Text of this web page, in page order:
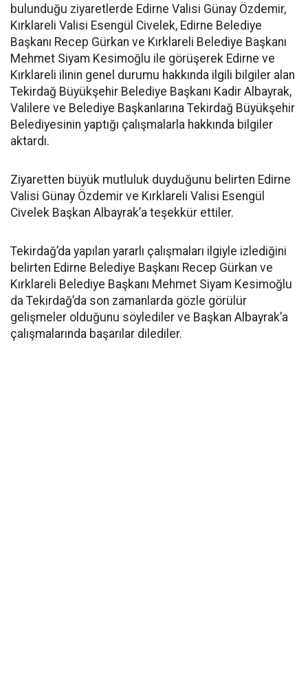
bulunduğu ziyaretlerde Edirne Valisi Günay Özdemir,
Kırklareli Valisi Esengül Civelek, Edirne Belediye
Başkanı Recep Gürkan ve Kırklareli Belediye Başkanı
Mehmet Siyam Kesimoğlu ile görüşerek Edirne ve
Kırklareli ilinin genel durumu hakkında ilgili bilgiler alan
Tekirdağ Büyükşehir Belediye Başkanı Kadir Albayrak,
Valilere ve Belediye Başkanlarına Tekirdağ Büyükşehir
Belediyesinin yaptığı çalışmalarla hakkında bilgiler
aktardı.
Ziyaretten büyük mutluluk duyduğunu belirten Edirne
Valisi Günay Özdemir ve Kırklareli Valisi Esengül
Civelek Başkan Albayrak’a teşekkür ettiler.
Tekirdağ’da yapılan yararlı çalışmaları ilgiyle izlediğini
belirten Edirne Belediye Başkanı Recep Gürkan ve
Kırklareli Belediye Başkanı Mehmet Siyam Kesimoğlu
da Tekirdağ’da son zamanlarda gözle görülür
gelişmeler olduğunu söylediler ve Başkan Albayrak’a
çalışmalarında başarılar dilediler.